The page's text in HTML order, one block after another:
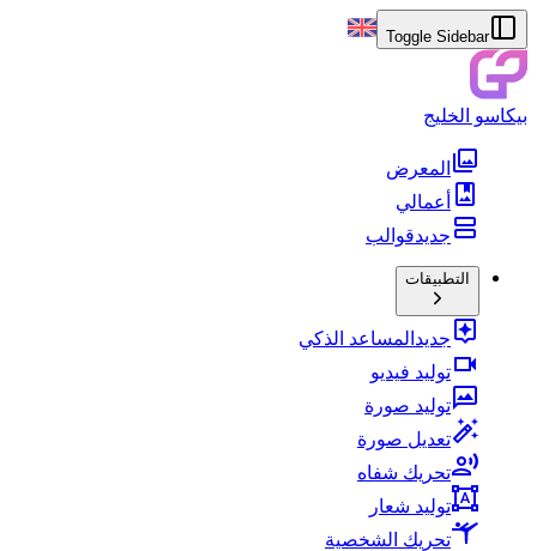
Toggle Sidebar
بيكاسو الخليج
المعرض
أعمالي
جديدقوالب
التطبيقات
جديد المساعد الذكي
توليد فيديو
توليد صورة
تعديل صورة
تحريك شفاه
توليد شعار
تحريك الشخصية